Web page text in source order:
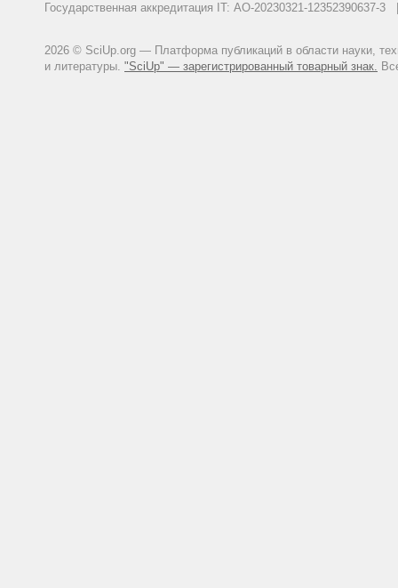
Государственная аккредитация IT: АО-20230321-
2026 © SciUp.org — Платформа публикаций в области науки,
и литературы. "SciUp" — зарегистрированный товарный знак.